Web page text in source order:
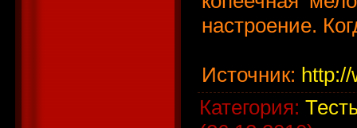
настроение.
Источник:
Категория: